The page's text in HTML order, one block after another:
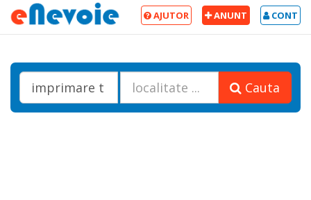
CONT
ANUNT
AJUTOR
Cauta